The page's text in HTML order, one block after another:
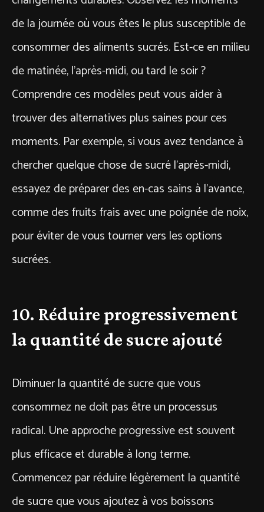
de la journée où vous êtes le plus susceptible de
consommer des aliments sucrés. Est-ce en milieu
de matinée, l’après-midi, ou tard le soir ?
Comprendre ces modèles peut vous aider à
trouver des alternatives plus saines pour ces
moments. Par exemple, si vous avez tendance à
chercher quelque chose de sucré l’après-midi,
essayez de préparer des en-cas sains à l’avance,
comme des fruits frais avec une poignée de noix,
pour éviter de vous tourner vers les options
sucrées.
10. Réduire progressivement
la quantité de sucre ajouté
Diminuer la quantité de sucre que vous
consommez ne doit pas être un processus
radical. Une approche progressive est souvent
plus efficace et durable à long terme.
Commencez par réduire légèrement la quantité
de sucre que vous ajoutez à vos boissons